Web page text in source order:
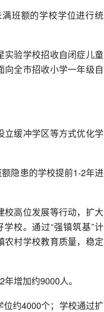
班额的学校学位进行统
实验学校招收自闭症儿童
全市招收小学一年级自
立缓冲学区等方式优化学
隐患的学校提前1-2年进
校高位发展等行动，扩大
校。通过“强镇筑基”计
农村学校教育质量，稳定
增加约9000人。
约4000个；学校通过扩